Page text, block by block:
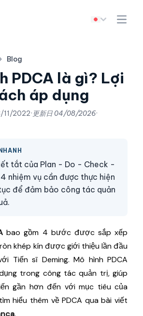
Blog
PDCA là gì? Lợi
áp dụng
11/2022· 更新日04/08/2026·
tắt của Plan - Do - Check -
nhiệm vụ cần được thực hiện
để đảm bảo công tác quản
bao gồm 4 bước được sắp xếp
khép kín được giới thiệu lần đầu
Tiến sĩ Deming. Mô hình PDCA
trong công tác quản trị, giúp
gần hơn đến với mục tiêu của
hiểu thêm về PDCA qua bài viết
.